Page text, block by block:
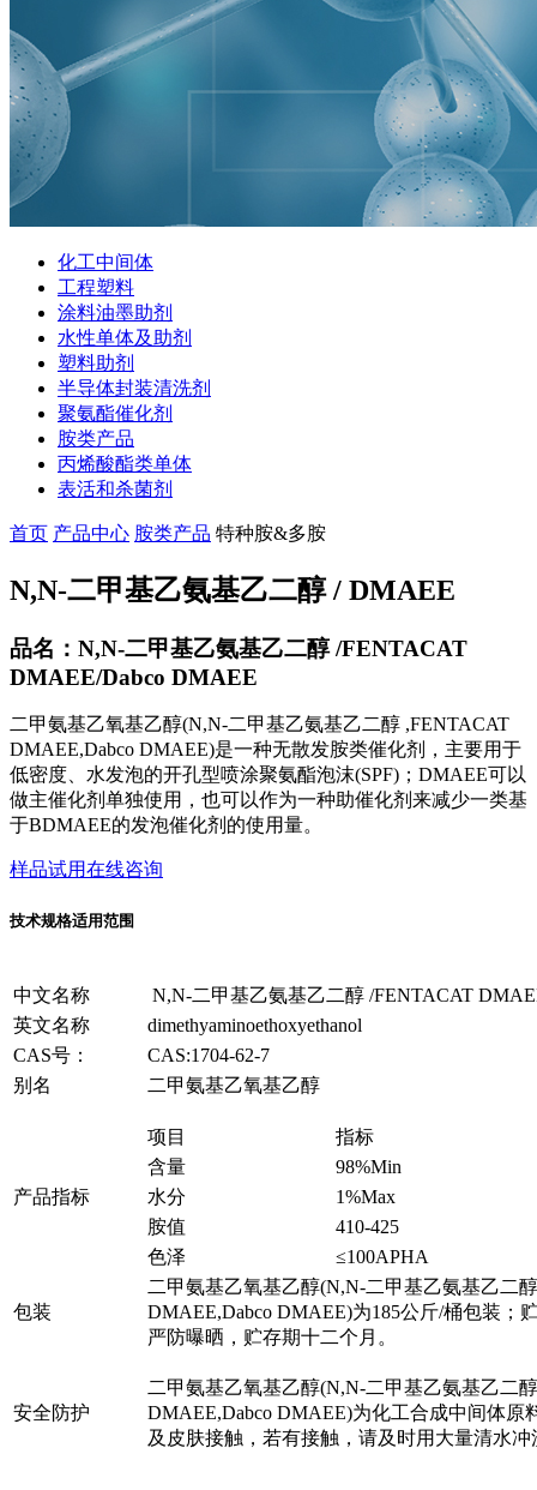
化工中间体
工程塑料
涂料油墨助剂
水性单体及助剂
塑料助剂
半导体封装清洗剂
聚氨酯催化剂
胺类产品
丙烯酸酯类单体
表活和杀菌剂
首页 产品中心 胺类产品 特种胺&多胺
N,N-二甲基乙氨基乙二醇 / DMAEE
品名：N,N-二甲基乙氨基乙二醇 /FENTACAT
DMAEE/Dabco DMAEE
二甲氨基乙氧基乙醇(N,N-二甲基乙氨基乙二醇 ,FENTACAT
DMAEE,Dabco DMAEE)是一种无散发胺类催化剂，主要用于
低密度、水发泡的开孔型喷涂聚氨酯泡沫(SPF)；DMAEE可以
做主催化剂单独使用，也可以作为一种助催化剂来减少一类基
于BDMAEE的发泡催化剂的使用量。
样品试用在线咨询
技术规格适用范围
中文名称
N,N-二甲基乙氨基乙二醇 /FENTACAT
英文名称
dimethyaminoethoxyethanol
CAS号：
CAS:1704-62-7
别名
二甲氨基乙氧基乙醇
产品指标
项目
指标
含量
98%Min
水分
1%Max
胺值
410-425
色泽
≤100APHA
包装
二甲氨基乙氧基乙醇(N,N-二甲基乙氨基乙二
DMAEE,Dabco DMAEE)为185公斤/桶包装；
严防曝晒，贮存期十二个月。
安全防护
二甲氨基乙氧基乙醇(N,N-二甲基乙氨基乙二
DMAEE,Dabco DMAEE)为化工合成中间体原
及皮肤接触，若有接触，请及时用大量清水